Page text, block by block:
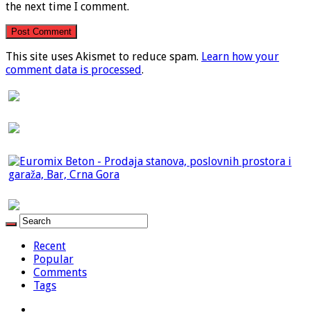
the next time I comment.
This site uses Akismet to reduce spam. Learn how your
comment data is processed.
Recent
Popular
Comments
Tags